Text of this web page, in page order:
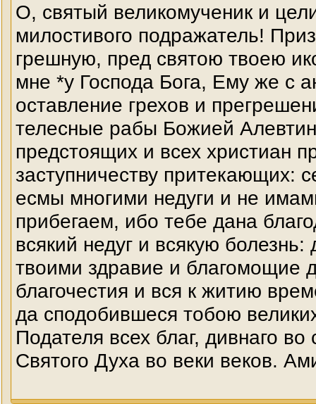
О, святый великомученик и
милостивого подражатель!
грешную, пред святою твоею
мне *у Господа Бога, Ему же с
оставление грехов и
телесные рабы Божией
предстоящих и всех христиан
заступничеству притекающих:
есмы многими недуги и не
прибегаем, ибо тебе дана
всякий недуг и всякую
твоими здравие и благомощие
благочестия и вся к житию
да сподобившеся тобою
Подателя всех благ, дивнаго
Святого Духа во веки веков.